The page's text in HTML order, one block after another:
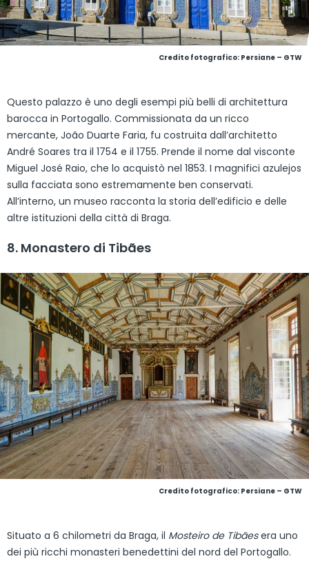
Credito fotografico: Persiane – GTW
Questo palazzo è uno degli esempi più belli di architettura
barocca in Portogallo. Commissionata da un ricco
mercante, João Duarte Faria, fu costruita dall’architetto
André Soares tra il 1754 e il 1755. Prende il nome dal visconte
Miguel José Raio, che lo acquistò nel 1853. I magnifici azulejos
sulla facciata sono estremamente ben conservati.
All’interno, un museo racconta la storia dell’edificio e delle
altre istituzioni della città di Braga.
8. Monastero di Tibães
Credito fotografico: Persiane – GTW
Situato a 6 chilometri da Braga, il Mosteiro de Tibãesera uno
dei più ricchi monasteri benedettini del nord del Portogallo.